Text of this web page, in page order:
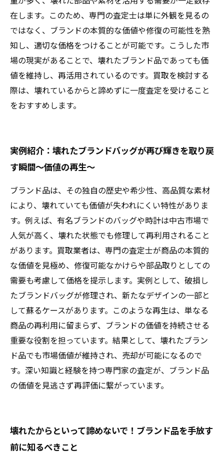
在します。このため、専門の査定士は単に外観を見るの
ではなく、ブランドの本質的な価値や修復の可能性を熟
知し、適切な価格をつけることが可能です。こうした市
場の現実があることで、壊れたブランド品であっても価
値を維持し、再活用されているのです。買取を検討する
際は、壊れているからと諦めずに一度査定を受けること
をおすすめします。
実例紹介：壊れたブランドバッグが再び輝きを取り戻
す瞬間～価値の再生～
ブランド品は、その独自の歴史や希少性、高品質な素材
により、壊れていても価値が失われにくい特性がありま
す。例えば、有名ブランドのバッグや時計は中古市場で
人気が高く、壊れた状態でも修理して再利用されること
があります。買取業者は、専門の査定士が商品の本質的
な価値を見極め、修復可能なかけらや部品取りとしての
需要も考慮して価格を提示します。実例として、破損し
たブランドバッグが修理され、新たなデザインの一部と
して蘇るケースがあります。このような再生は、単なる
商品の再利用に留まらず、ブランドの価値を持続させる
重要な役割を担っています。結果として、壊れたブラン
ド品でも市場価値が維持され、売却が可能になるので
す。深い知識と経験を持つ専門家の査定が、ブランド品
の価値を見逃さず再評価に繋がっています。
壊れたからといって諦めないで！ブランド品を手放す
前に知るべきこと